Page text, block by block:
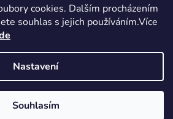
cookies. Dalším procházením
souhlas s jejich používáním.Více
Nastavení
Souhlasím
Voňavé dárky
Copyright 2026